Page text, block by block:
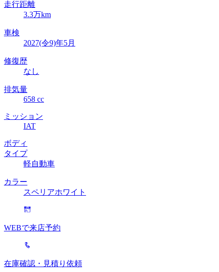
走行距離
3.3万km
車検
2027(令9)年5月
修復歴
なし
排気量
658 cc
ミッション
IAT
ボディ
タイプ
軽自動車
カラー
スペリアホワイト
WEBで来店予約
在庫確認・見積り依頼